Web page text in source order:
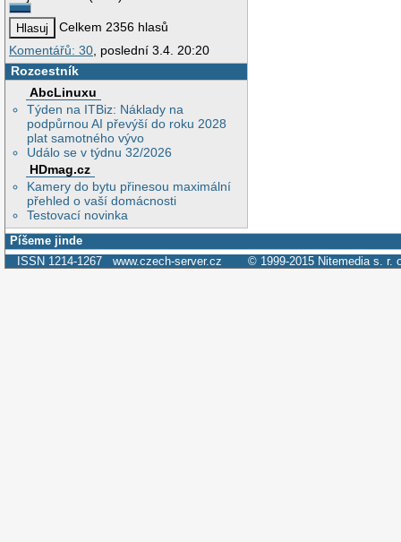
Celkem 2356 hlasů
Komentářů: 30 , poslední 3.4. 20:20
Rozcestník
AbcLinuxu
Týden na ITBiz: Náklady na
podpůrnou AI převýší do roku 2028
plat samotného vývo
Událo se v týdnu 32/2026
HDmag.cz
Kamery do bytu přinesou maximální
přehled o vaší domácnosti
Testovací novinka
Píšeme jinde
ISSN 1214-1267 www.czech-server.cz © 1999-2015 Nitemedia s. r.